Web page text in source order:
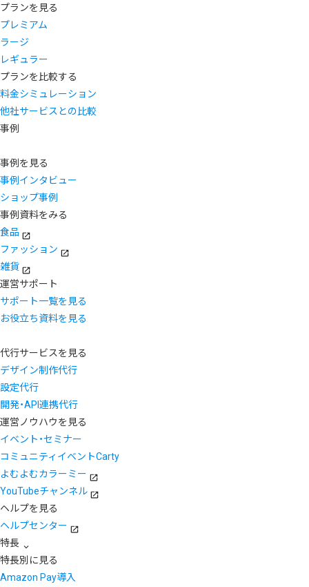
プランを見る
プレミアム
ラージ
レギュラー
プランを比較する
料金シミュレーション
他社サービスとの比較
事例
事例を見る
事例インタビュー
ショップ事例
事例資料をみる
食品
ファッション
雑貨
運営サポート
サポート一覧を見る
お役立ち資料を見る
代行サービスを見る
デザイン制作代行
設定代行
開発・API連携代行
運営ノウハウを見る
イベント・セミナー
コミュニティイベントCarty
よむよむカラーミー
YouTubeチャンネル
ヘルプを見る
ヘルプセンター
特長
特長別に見る
Amazon Pay導入